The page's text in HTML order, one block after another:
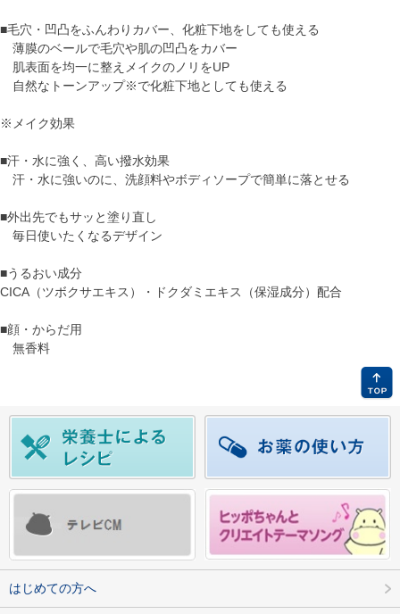
■毛穴・凹凸をふんわりカバー、化粧下地をしても使える
薄膜のベールで毛穴や肌の凹凸をカバー
肌表面を均一に整えメイクのノリをUP
自然なトーンアップ※で化粧下地としても使える
※メイク効果
■汗・水に強く、高い撥水効果
汗・水に強いのに、洗顔料やボディソープで簡単に落とせる
■外出先でもサッと塗り直し
毎日使いたくなるデザイン
■うるおい成分
CICA（ツボクサエキス）・ドクダミエキス（保湿成分）配合
■顔・からだ用
無香料
はじめての方へ